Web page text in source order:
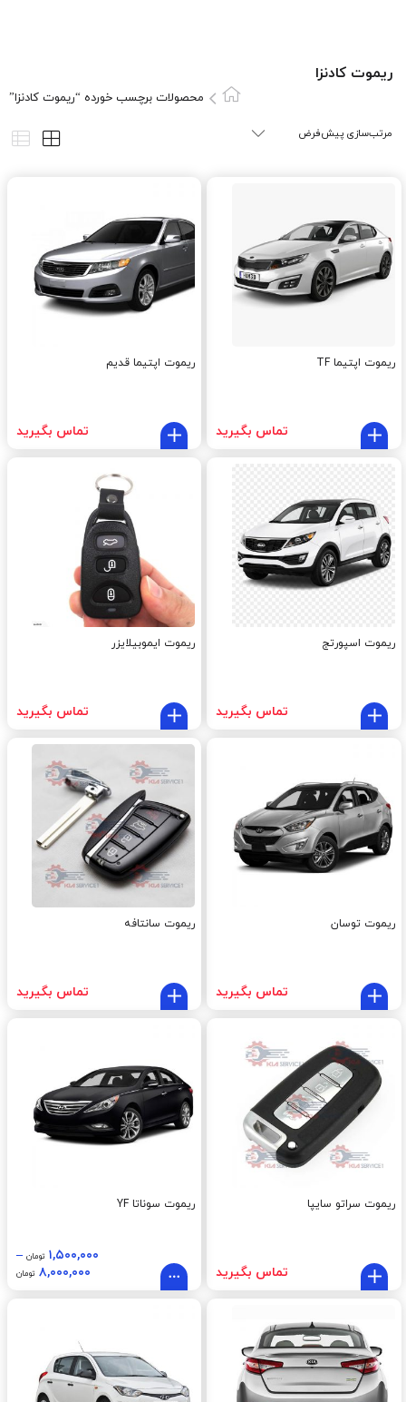
ريموت کادنزا
محصولات برچسب خورده “ريموت کادنزا”
ریموت اپتیما TF
تماس بگیرید
ریموت اپتیما قدیم
تماس بگیرید
ریموت اسپورتج
تماس بگیرید
ریموت ایموبیلایزر
تماس بگیرید
ریموت توسان
تماس بگیرید
ریموت سانتافه
تماس بگیرید
ریموت سراتو سایپا
تماس بگیرید
ریموت سوناتا YF
۱,۵۰۰,۰۰۰ تومان –
۸,۰۰۰,۰۰۰ تومان